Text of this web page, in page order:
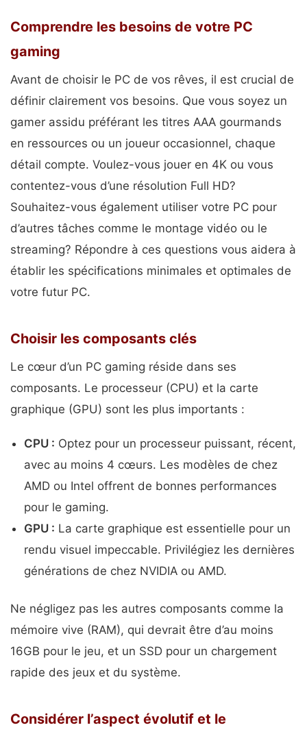
Comprendre les besoins de votre PC
gaming
Avant de choisir le PC de vos rêves, il est crucial de
définir clairement vos besoins. Que vous soyez un
gamer assidu préférant les titres AAA gourmands
en ressources ou un joueur occasionnel, chaque
détail compte. Voulez-vous jouer en 4K ou vous
contentez-vous d’une résolution Full HD?
Souhaitez-vous également utiliser votre PC pour
d’autres tâches comme le montage vidéo ou le
streaming? Répondre à ces questions vous aidera à
établir les spécifications minimales et optimales de
votre futur PC.
Choisir les composants clés
Le cœur d’un PC gaming réside dans ses
composants. Le processeur (CPU) et la carte
graphique (GPU) sont les plus importants :
CPU : Optez pour un processeur puissant, récent,
avec au moins 4 cœurs. Les modèles de chez
AMD ou Intel offrent de bonnes performances
pour le gaming.
GPU : La carte graphique est essentielle pour un
rendu visuel impeccable. Privilégiez les dernières
générations de chez NVIDIA ou AMD.
Ne négligez pas les autres composants comme la
mémoire vive (RAM), qui devrait être d’au moins
16GB pour le jeu, et un SSD pour un chargement
rapide des jeux et du système.
Considérer l’aspect évolutif et le